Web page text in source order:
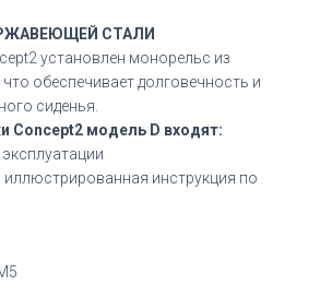
СТАЛИ
установлен монорельс из
обеспечивает долговечность и
сиденья.
Concept2 модель D входят:
иллюстрированная инструкция по